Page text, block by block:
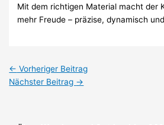
Mit dem richtigen Material macht der
mehr Freude – präzise, dynamisch
← Vorheriger Beitrag
Nächster Beitrag →